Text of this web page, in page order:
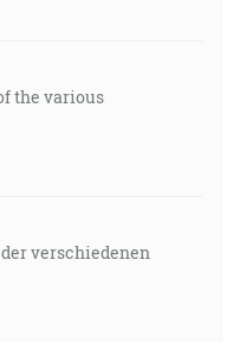
the various
verschiedenen